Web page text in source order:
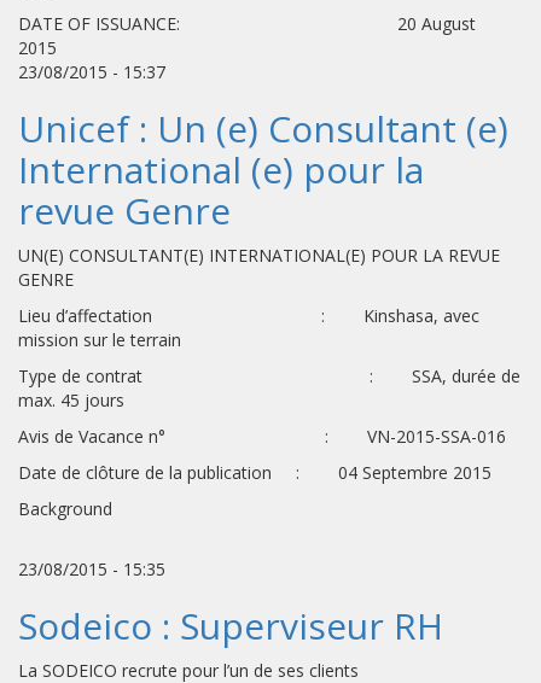
DATE OF ISSUANCE: 20 August
2015
23/08/2015 - 15:37
Unicef : Un (e) Consultant (e)
International (e) pour la
revue Genre
UN(E) CONSULTANT(E) INTERNATIONAL(E) POUR LA REVUE
GENRE
Lieu d’affectation : Kinshasa, avec
mission sur le terrain
Type de contrat : SSA, durée de
max. 45 jours
Avis de Vacance n° : VN-2015-SSA-016
Date de clôture de la publication : 04 Septembre 2015
Background
23/08/2015 - 15:35
Sodeico : Superviseur RH
La SODEICO recrute pour l’un de ses clients